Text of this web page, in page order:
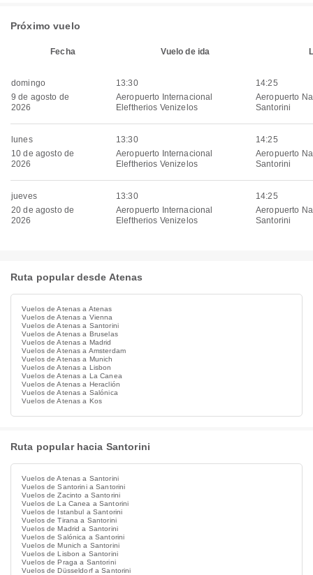
Próximo vuelo
Fecha Vuelo de ida
domingo
9 de agosto de
2026
13:30
Aeropuerto Internacional
Eleftherios Venizelos
14:25
Aeropuerto
Santorini
lunes
10 de agosto de
2026
13:30
Aeropuerto Internacional
Eleftherios Venizelos
14:25
Aeropuerto
Santorini
jueves
20 de agosto de
2026
13:30
Aeropuerto Internacional
Eleftherios Venizelos
14:25
Aeropuerto
Santorini
Ruta popular desde Atenas
Vuelos de Atenas a Atenas
Vuelos de Atenas a Vienna
Vuelos de Atenas a Santorini
Vuelos de Atenas a Bruselas
Vuelos de Atenas a Madrid
Vuelos de Atenas a Amsterdam
Vuelos de Atenas a Munich
Vuelos de Atenas a Lisbon
Vuelos de Atenas a La Canea
Vuelos de Atenas a Heraclión
Vuelos de Atenas a Salónica
Vuelos de Atenas a Kos
Ruta popular hacia Santorini
Vuelos de Atenas a Santorini
Vuelos de Santorini a Santorini
Vuelos de Zacinto a Santorini
Vuelos de La Canea a Santorini
Vuelos de Istanbul a Santorini
Vuelos de Tirana a Santorini
Vuelos de Madrid a Santorini
Vuelos de Salónica a Santorini
Vuelos de Munich a Santorini
Vuelos de Lisbon a Santorini
Vuelos de Praga a Santorini
Vuelos de Düsseldorf a Santorini